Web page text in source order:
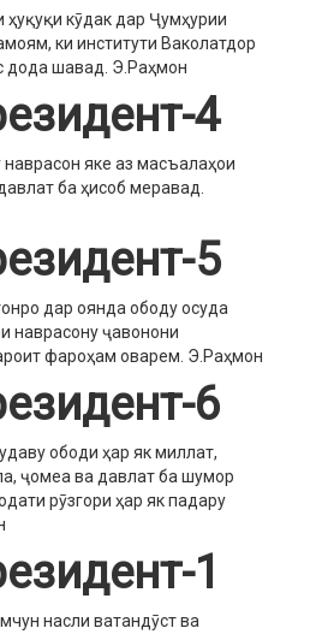
кӯдак дар Ҷумҳурии
ки институти Ваколатдор
дода шавад. Э.Раҳмон
4
яке аз масъалаҳои
ба ҳисоб меравад.
5
дар оянда ободу осуда
наврасону ҷавонони
фароҳам оварем. Э.Раҳмон
6
ободи ҳар як миллат,
ҷомеа ва давлат ба шумор
рӯзгори ҳар як падару
1
насли ватандӯст ва